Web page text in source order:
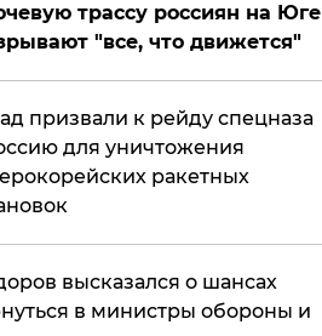
трассу россиян на Юге
"все, что движется"
призвали к рейду спецназа
для уничтожения
ракетных
высказался о шансах
в министры обороны и